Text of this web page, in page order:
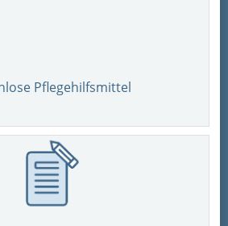
Pflegehilfsmittel